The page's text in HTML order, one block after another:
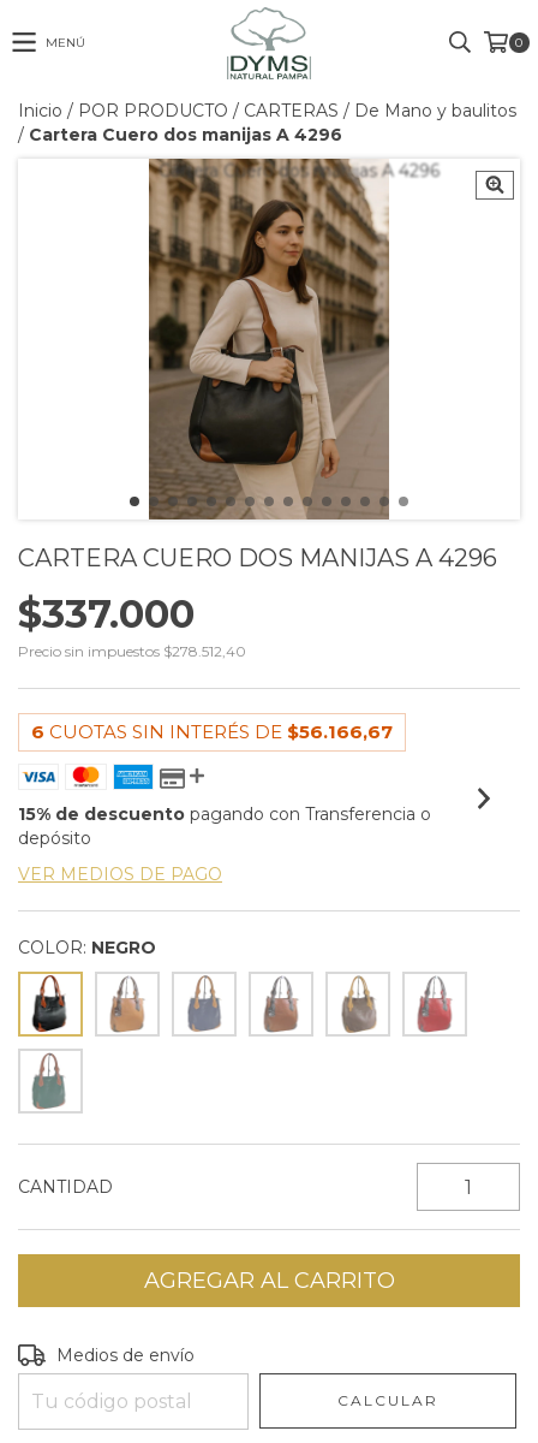
MENÚ 0
Inicio / POR PRODUCTO / CARTERAS / De Mano y baulitos
/ Cartera Cuero dos manijas A 4296
CARTERA CUERO DOS MANIJAS A 4296
$337.000
Precio sin impuestos $278.512,40
6 CUOTAS SIN INTERÉS DE $56.166,67
15% de descuento pagando con Transferencia o
depósito
VER MEDIOS DE PAGO
COLOR: NEGRO
CANTIDAD
Entregas para el CP:
Medios de envío
CALCULAR